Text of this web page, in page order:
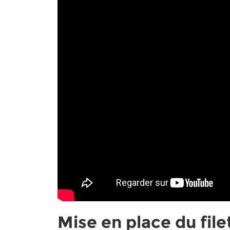
Mise en place du